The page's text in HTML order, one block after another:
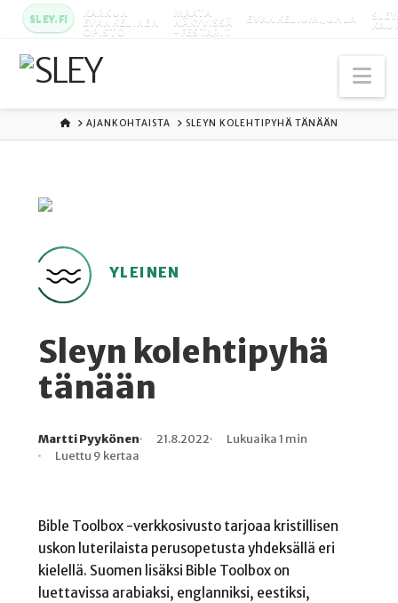
SLEY.FI KARKUN
EVANKELINEN
OPISTO
MAATA
NÄKYVISSÄ
-FESTARIT
EVANKELIUMIJUHLA
ETUSIVU
AJANKOHTAISTA SLEYN KOLEHTIPYHÄ TÄNÄÄN
YLEINEN
Sleyn kolehtipyhä
tänään
Kirjoittaja
Martti Pyykönen
Julkaistu
21.8.2022
Lukuaika
Lukuaika 1 min
Lukukertoja
Luettu 9 kertaa
Bible Toolbox -verkkosivusto tarjoaa kristillisen
uskon luterilaista perusopetusta yhdeksällä eri
kielellä. Suomen lisäksi Bible Toolbox on
luettavissa arabiaksi, englanniksi, eestiksi,